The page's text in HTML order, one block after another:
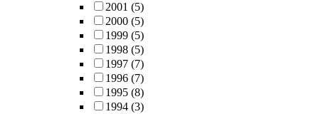
2001 (5)
2000 (5)
1999 (5)
1998 (5)
1997 (7)
1996 (7)
1995 (8)
1994 (3)